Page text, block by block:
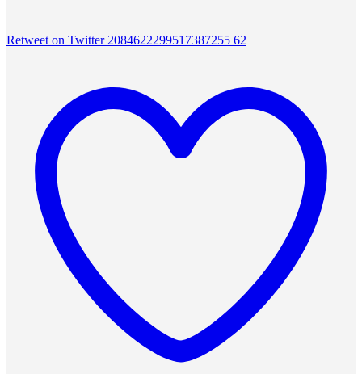
Retweet on Twitter 2084622299517387255 62